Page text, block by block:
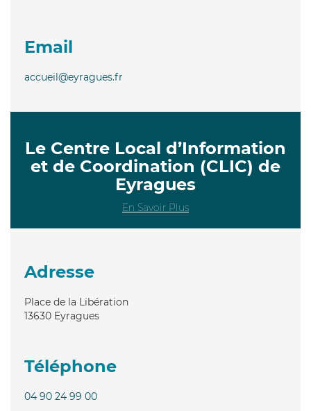
Email
accueil@eyragues.fr
Le Centre Local d’Information
et de Coordination (CLIC) de
Eyragues
En Savoir Plus
Adresse
Place de la Libération
13630 Eyragues
Téléphone
04 90 24 99 00